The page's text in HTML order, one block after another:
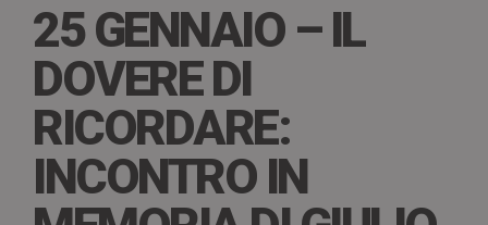
25 GENNAIO – IL
DOVERE DI
RICORDARE:
INCONTRO IN